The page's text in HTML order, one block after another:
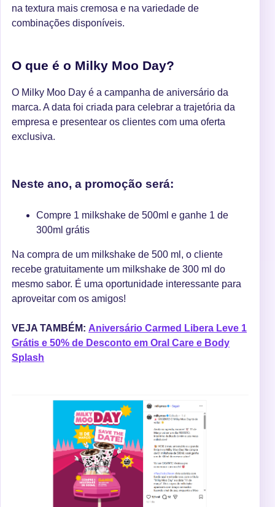
na textura mais cremosa e na variedade de
combinações disponíveis.
O que é o Milky Moo Day?
O Milky Moo Day é a campanha de aniversário da
marca. A data foi criada para celebrar a trajetória da
empresa e presentear os clientes com uma oferta
exclusiva.
Neste ano, a promoção será:
Compre 1 milkshake de 500ml e ganhe 1 de
300ml grátis
Na compra de um milkshake de 500 ml, o cliente
recebe gratuitamente um milkshake de 300 ml do
mesmo sabor. É uma oportunidade interessante para
aproveitar com os amigos!
VEJA TAMBÉM: Aniversário Carmed Libera Leve 1
Grátis e 50% de Desconto em Oral Care e Body
Splash